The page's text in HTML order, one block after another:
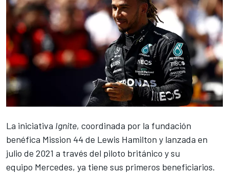
La iniciativa Ignite, coordinada por la fundación
benéfica Mission 44 de Lewis Hamilton y lanzada en
julio de 2021 a través del piloto británico y su
equipo Mercedes, ya tiene sus primeros beneficiarios.